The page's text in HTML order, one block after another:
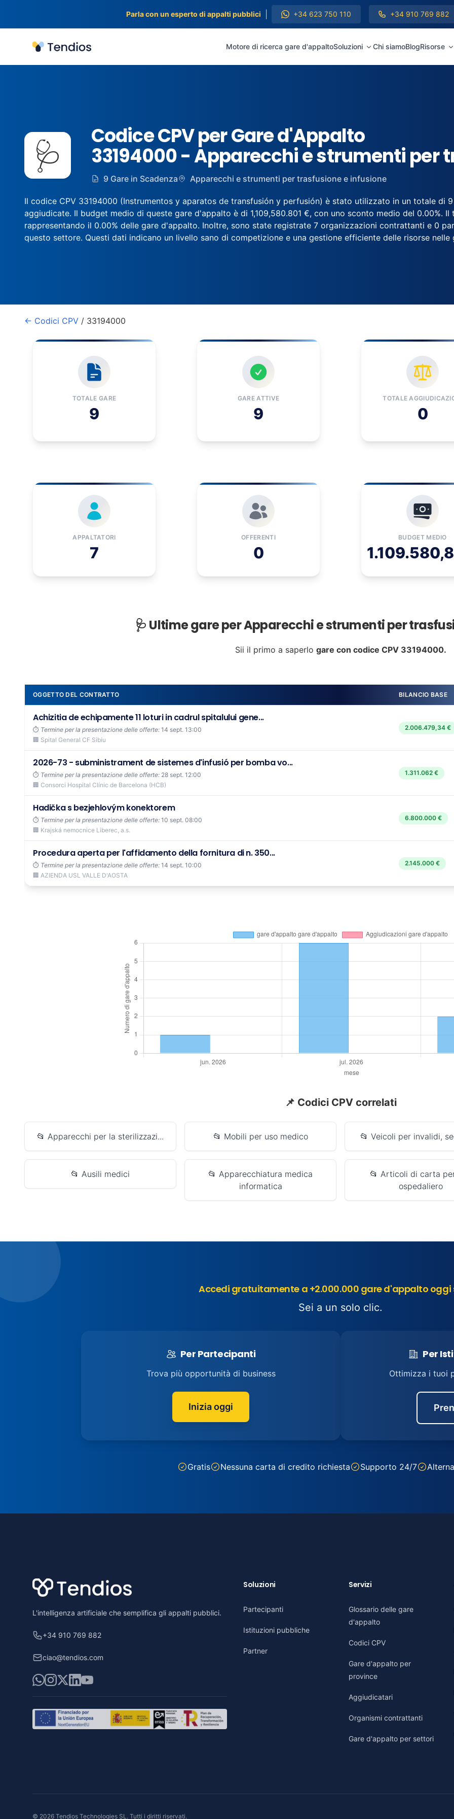
Parla con un esperto di appalti pubblici +34 623 750 110 +34 910 769 882
Tendios Motore di ricerca gare d'appaltoSoluzioni Chi siamoBlogRisorse
🩺
Codice CPV per Gare d'Appalto
33194000 - Apparecchi e strumenti per
9 Gare in Scadenza Apparecchi e strumenti per trasfusione e infusione
Il codice CPV 33194000 (Instrumentos y aparatos de transfusión y perfusión) è stato utilizzato in un totale di
aggiudicate. Il budget medio di queste gare d'appalto è di 1,109,580.801 €, con uno sconto medio del 0.00%.
rappresentando il 0.00% delle gare d'appalto. Inoltre, sono state registrate 7 organizzazioni contrattanti e 0
questo settore. Questi dati indicano un livello sano di competizione e una gestione efficiente delle risorse
← Codici CPV / 33194000
TOTALE GARE
9
GARE ATTIVE
9
TOTALE
0
APPALTATORI
7
OFFERENTI
0
BUDGET MEDIO
🩺 Ultime gare per Apparecchi e strumenti per
Sii il primo a saperlo gare con codice CPV 33194000.
OGGETTO DEL CONTRATTO BILANCIO BASE
Achizitia de echipamente 11 loturi in cadrul spitalului gene...
⏱️ Termine per la presentazione delle offerte: 14 sept. 13:00
🏢 Spital General CF Sibiu
2.006.479,34 €
2026-73 - subministrament de sistemes d'infusió per bomba vo...
⏱️ Termine per la presentazione delle offerte: 28 sept. 12:00
🏢 Consorci Hospital Clínic de Barcelona (HCB)
1.311.062 €
Hadička s bezjehlovým konektorem
⏱️ Termine per la presentazione delle offerte: 10 sept. 08:00
🏢 Krajská nemocnice Liberec, a.s.
6.800.000 €
Procedura aperta per l'affidamento della fornitura di n. 350...
⏱️ Termine per la presentazione delle offerte: 14 sept. 10:00
🏢 AZIENDA USL VALLE D'AOSTA
2.145.000 €
📌 Codici CPV correlati
📂 Apparecchi per la sterilizzazi... 📂 Mobili per uso medico 📂 Veicoli per invalidi,
📂 Ausili medici
📂 Apparecchiatura medica
informatica
📂 Articoli di carta
ospedaliero
Accedi gratuitamente a +2.000.000 gare d'appalto oggi
Sei a un solo clic.
Per Partecipanti
Trova più opportunità di business
Inizia oggi
Per
Ottimizza i tuoi
Gratis Nessuna carta di credito richiesta Supporto 24/7
L'intelligenza artificiale che semplifica gli appalti pubblici.
+34 910 769 882
ciao@tendios.com
WhatsApp
Instagram
X LinkedIn
YouTube
Soluzioni
Partecipanti
Istituzioni pubbliche
Partner
Servizi
Glossario delle gare
d'appalto
Codici CPV
Gare d'appalto per
province
Aggiudicatari
Organismi contrattanti
Gare d'appalto per settori
© 2026 Tendios Technologies SL. Tutti i diritti riservati.